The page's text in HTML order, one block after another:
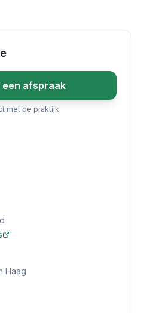
een afspraak
met de praktijk
Haag